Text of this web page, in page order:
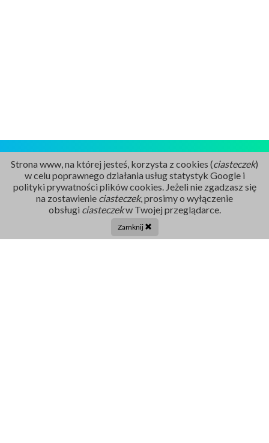
Rejestracja
Tel. centrala:
Strona www, na której jesteś, korzysta z cookies (ciasteczek)
w celu poprawnego działania usług statystyk Google i
polityki prywatności plików cookies. Jeżeli nie zgadzasz się
na zostawienie ciasteczek, prosimy o wyłączenie
obsługi ciasteczekw Twojej przeglądarce.
Zamknij